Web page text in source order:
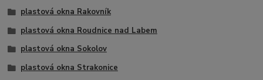
plastová okna Rakovník
plastová okna Roudnice nad Labem
plastová okna Sokolov
plastová okna Strakonice